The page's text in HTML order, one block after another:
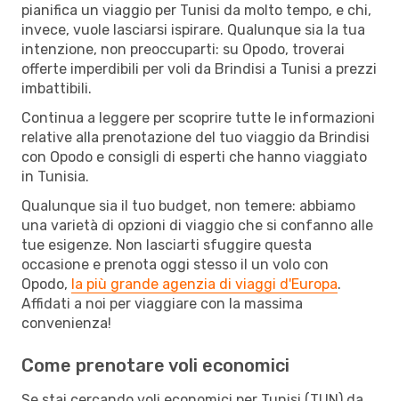
pianifica un viaggio per Tunisi da molto tempo, e chi,
invece, vuole lasciarsi ispirare. Qualunque sia la tua
intenzione, non preoccuparti: su Opodo, troverai
offerte imperdibili per voli da Brindisi a Tunisi a prezzi
imbattibili.
Continua a leggere per scoprire tutte le informazioni
relative alla prenotazione del tuo viaggio da Brindisi
con Opodo e consigli di esperti che hanno viaggiato
in Tunisia.
Qualunque sia il tuo budget, non temere: abbiamo
una varietà di opzioni di viaggio che si confanno alle
tue esigenze. Non lasciarti sfuggire questa
occasione e prenota oggi stesso il un volo con
Opodo, la più grande agenzia di viaggi d'Europa.
Affidati a noi per viaggiare con la massima
convenienza!
Come prenotare voli economici